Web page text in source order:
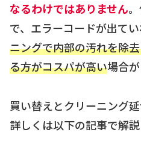
なるわけではありません
で、エラーコードが出てい
ニングで内部の汚れを除
る方がコスパが高い場合が
買い替えとクリーニング
詳しくは以下の記事で解説